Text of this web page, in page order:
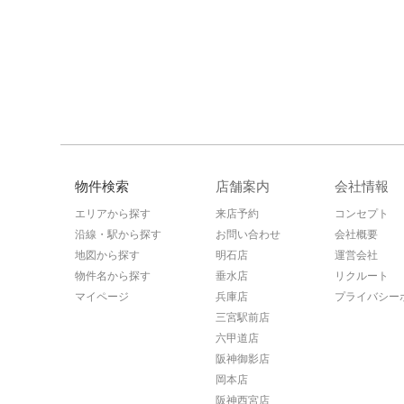
物件検索
エリアから探す
沿線・駅から探す
地図から探す
物件名から探す
マイページ
店舗案内
来店予約
お問い合わせ
明石店
垂水店
兵庫店
三宮駅前店
六甲道店
阪神御影店
岡本店
阪神西宮店
会社情報
コンセプト
会社概要
運営会社
リクルート
プライバシー